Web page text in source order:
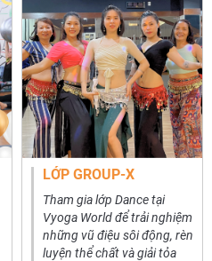
LỚP GROUP-X
Tham gia lớp Dance tại
Vyoga World để trải nghiệm
những vũ điệu sôi động, rèn
luyện thể chất và giải tỏa